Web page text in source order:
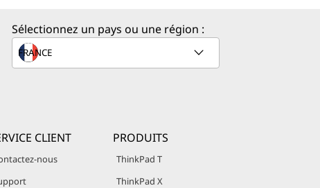
Sélectionnez un pays ou une région :
CLIENT
nous
PRODUITS
ThinkPad T
ThinkPad X